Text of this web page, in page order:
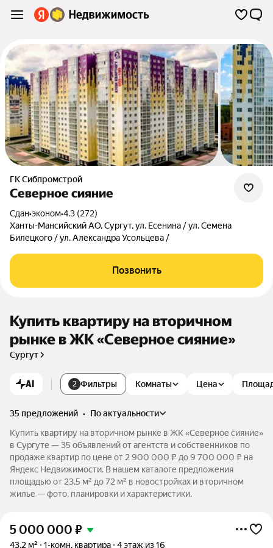
ГК Сибпромстрой
Северное сияние
Сдан•эконом•4.3 (272)
Ханты-Мансийский АО,Сургут,ул. Есенина / ул. Семена
Билецкого / ул. Александра Усольцева /
Позвонить
Купить квартиру на вторичном
рынке в ЖК «Северное сияние»
Сургут
AI 2 Фильтры Комнаты Цена
35 предложений •
по актуальности
Купить квартиру на вторичном рынке в ЖК «Северное сияние»
в Сургуте — 35 объявлений от агентств и собственников по
продаже квартир по цене от 2 900 000 ₽ до 9 700 000 ₽ на
Яндекс Недвижимости. В нашем каталоге предложения
площадью от 23,5 м² до 72 м² в новостройках и вторичном
жилье — фото, планировки и характеристики.
5 000 000 ₽
43,2 м² 1-комн. квартира 4 этаж из 16